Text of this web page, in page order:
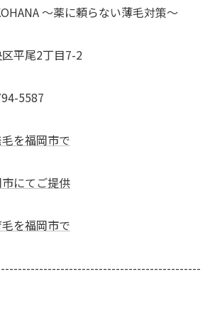
〜薬に頼らない薄毛対策〜
平尾2丁目7-2
5587
を福岡市で
にてご提供
を福岡市で